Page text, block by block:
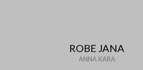
ROBE JANA
ANNA KARA